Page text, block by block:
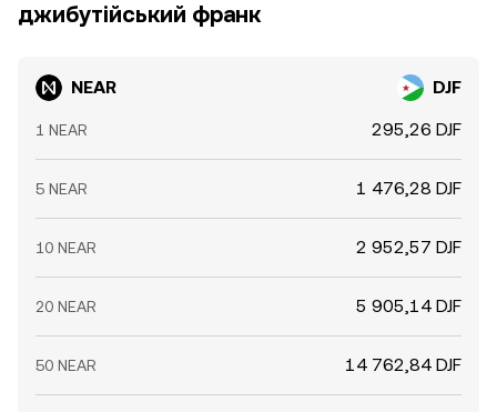
джибутійський франк
NEAR DJF
1 NEAR 295,26 DJF
5 NEAR 1 476,28 DJF
10 NEAR 2 952,57 DJF
20 NEAR 5 905,14 DJF
50 NEAR 14 762,84 DJF